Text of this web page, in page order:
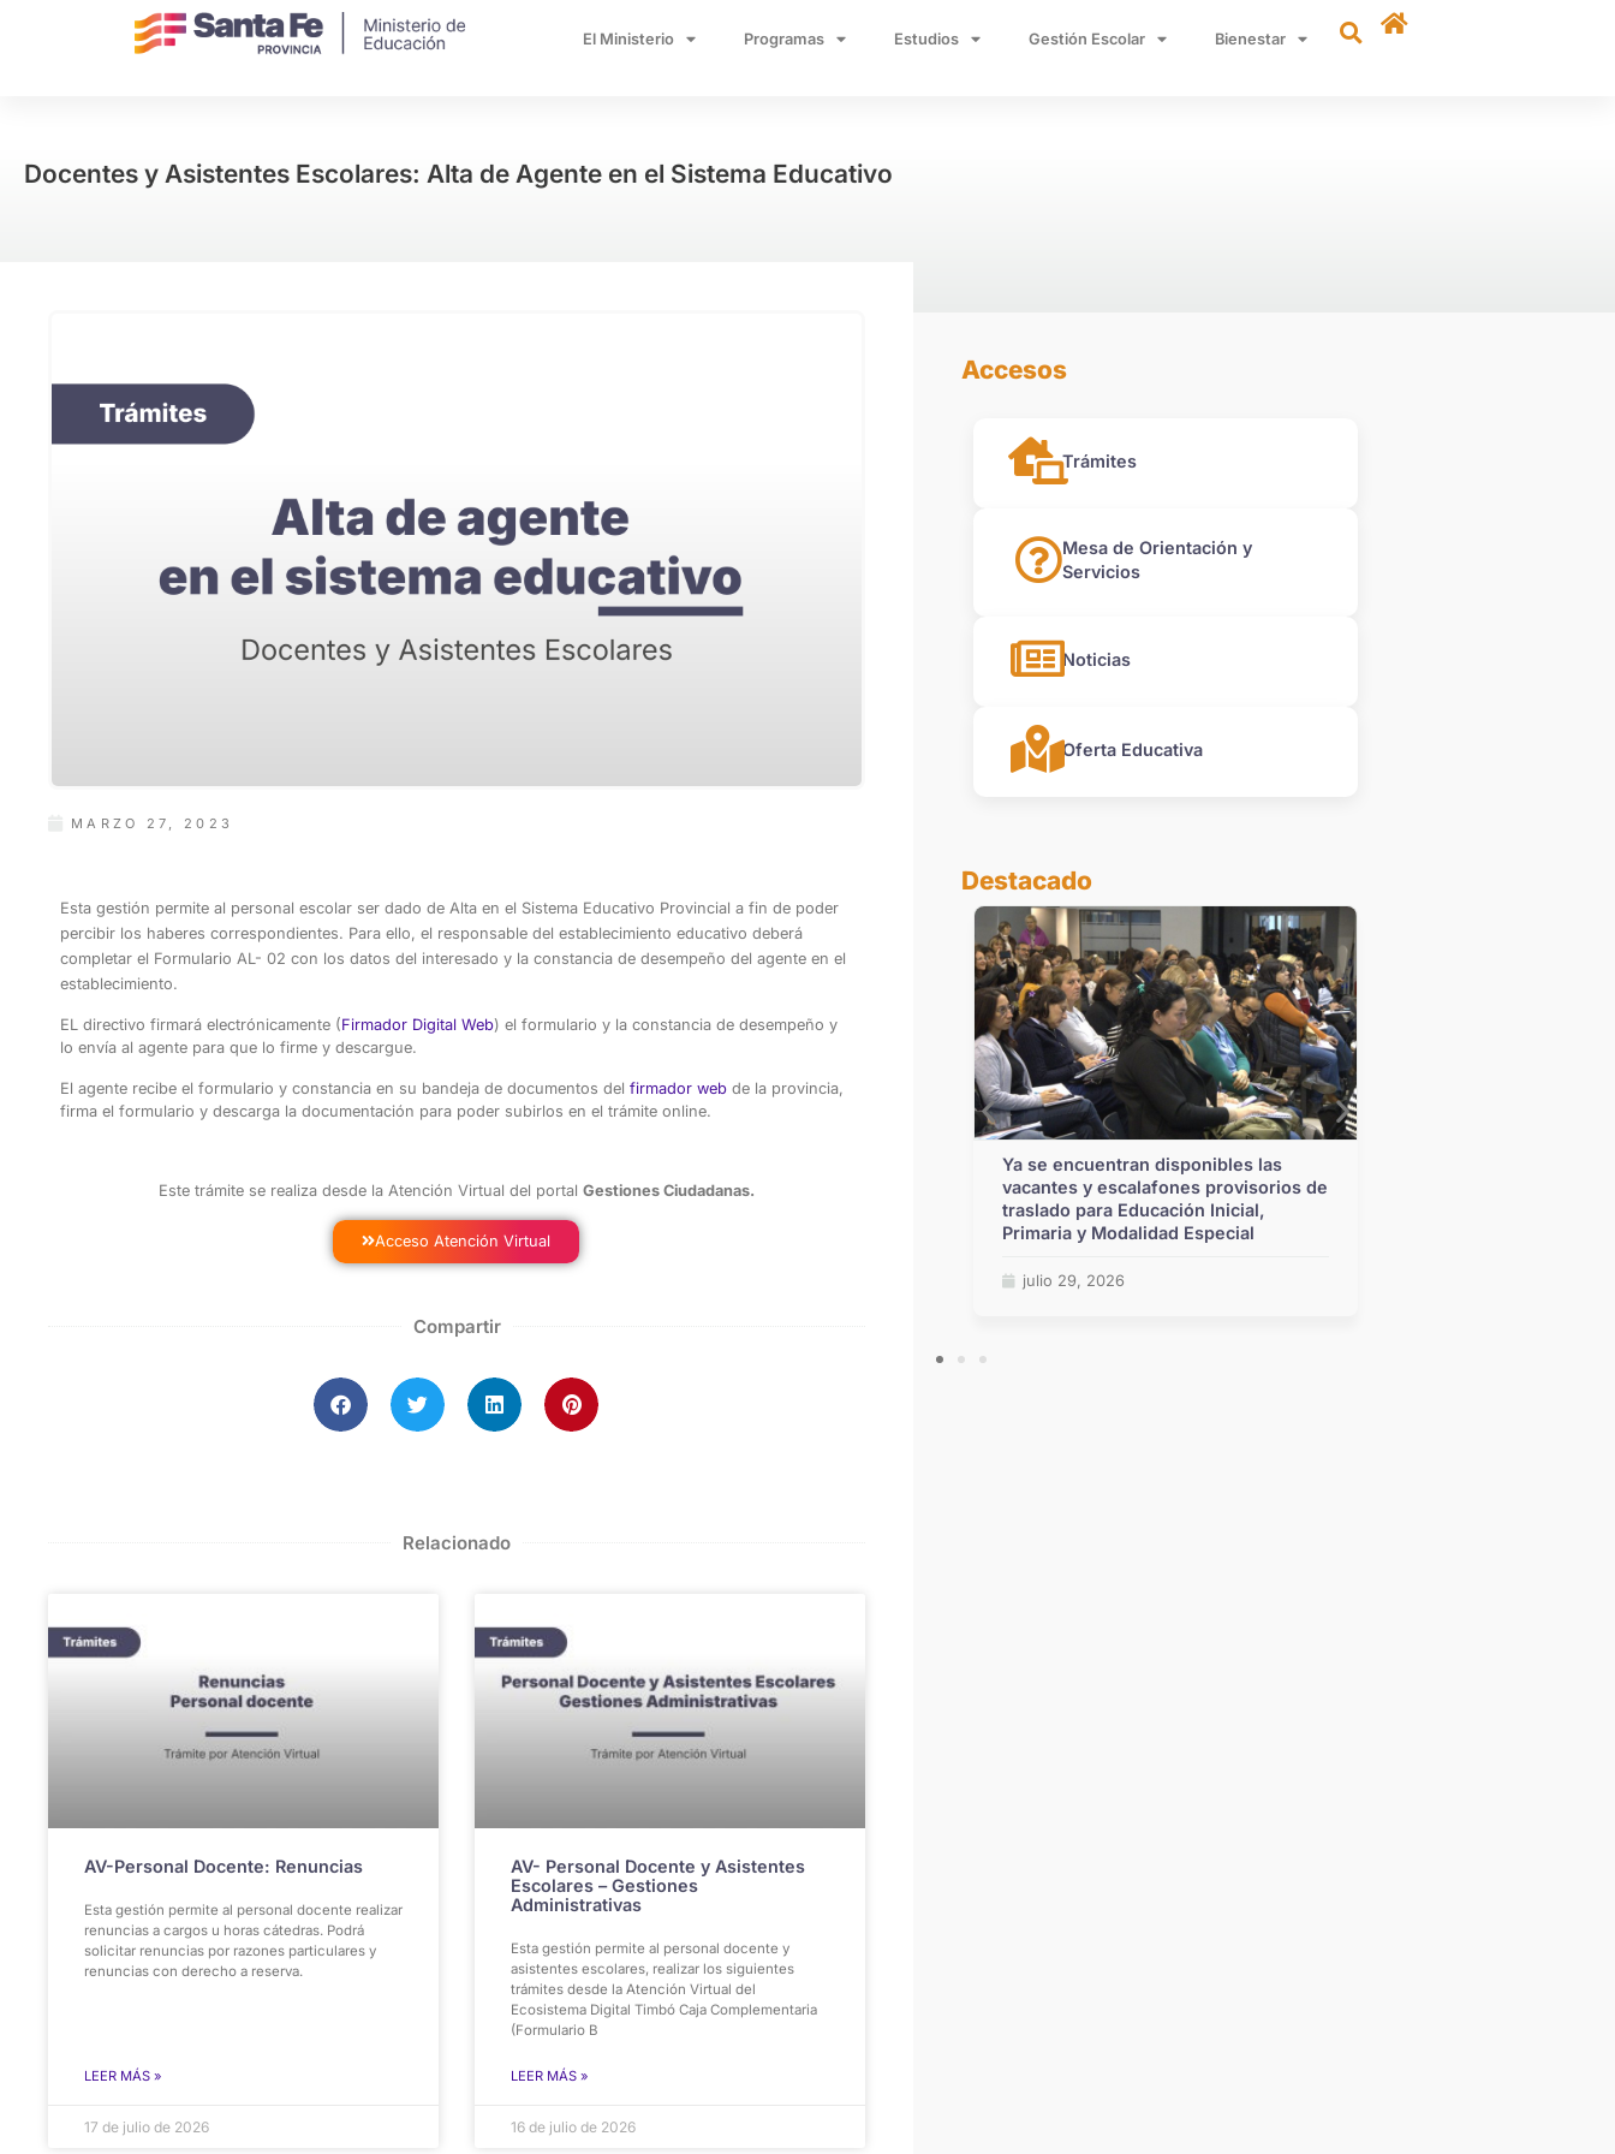
El Ministerio Programas Estudios Gestión Escolar Bienestar
Docentes y Asistentes Escolares: Alta de Agente en el Sistema Educativo
MARZO 27, 2023
Esta gestión permite al personal escolar ser dado de Alta en el Sistema Educativo Provincial a fin de poder
percibir los haberes correspondientes. Para ello, el responsable del establecimiento educativo deberá
completar el Formulario AL- 02 con los datos del interesado y la constancia de desempeño del agente en el
establecimiento.
EL directivo firmará electrónicamente (Firmador Digital Web) el formulario y la constancia de desempeño y
lo envía al agente para que lo firme y descargue.
El agente recibe el formulario y constancia en su bandeja de documentos del firmador web de la provincia,
firma el formulario y descarga la documentación para poder subirlos en el trámite online.
Este trámite se realiza desde la Atención Virtual del portal Gestiones Ciudadanas.
Acceso Atención Virtual
Compartir
Relacionado
AV-Personal Docente: Renuncias
Esta gestión permite al personal docente realizar
renuncias a cargos u horas cátedras. Podrá
solicitar renuncias por razones particulares y
renuncias con derecho a reserva.
LEER MÁS »
17 de julio de 2026
AV- Personal Docente y Asistentes
Escolares – Gestiones
Administrativas
Esta gestión permite al personal docente y
asistentes escolares, realizar los siguientes
trámites desde la Atención Virtual del
Ecosistema Digital Timbó Caja Complementaria
(Formulario B
LEER MÁS »
16 de julio de 2026
Accesos
Trámites
Mesa de Orientación y
Servicios
Noticias
Oferta Educativa
Destacado
ofertas para construir 30 nuevas
Ya se encuentran disponibles las
vacantes y escalafones provisorios de
traslado para Educación Inicial,
Primaria y Modalidad Especial
julio 29, 2026